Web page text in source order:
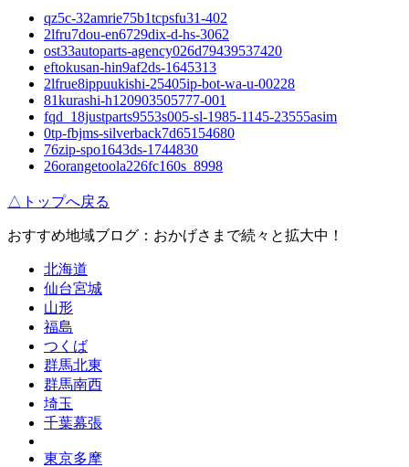
qz5c-32amrie75b1tcpsfu31-402
2lfru7dou-en6729dix-d-hs-3062
ost33autoparts-agency026d79439537420
eftokusan-hin9af2ds-1645313
2lfrue8ippuukishi-25405ip-bot-wa-u-00228
81kurashi-h120903505777-001
fqd_18justparts9553s005-sl-1985-1145-23555asim
0tp-fbjms-silverback7d65154680
76zip-spo1643ds-1744830
26orangetoola226fc160s_8998
△トップへ戻る
おすすめ地域ブログ：おかげさまで続々と拡大中！
北海道
仙台宮城
山形
福島
つくば
群馬北東
群馬南西
埼玉
千葉幕張
東京多摩